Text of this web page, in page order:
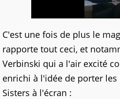
C'est une fois de plus le
rapporte tout ceci, et
Verbinski qui a l'air excité
enrichi à l'idée de porter
Sisters à l'écran :